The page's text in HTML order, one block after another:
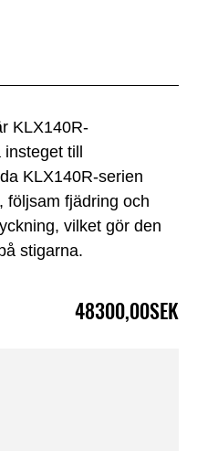
KLX140R-
till
KLX140R-serien
följsam fjädring och
vilket gör den
stigarna.
48300,00SEK